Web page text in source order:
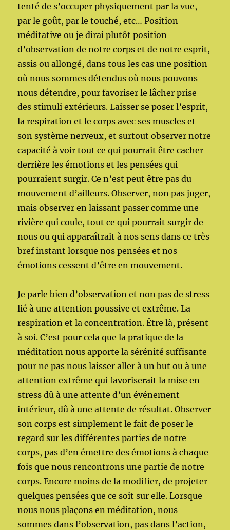
tenté de s’occuper physiquement par la vue,
par le goût, par le touché, etc… Position
méditative ou je dirai plutôt position
d’observation de notre corps et de notre esprit,
assis ou allongé, dans tous les cas une position
où nous sommes détendus où nous pouvons
nous détendre, pour favoriser le lâcher prise
des stimuli extérieurs. Laisser se poser l’esprit,
la respiration et le corps avec ses muscles et
son système nerveux, et surtout observer notre
capacité à voir tout ce qui pourrait être cacher
derrière les émotions et les pensées qui
pourraient surgir. Ce n’est peut être pas du
mouvement d’ailleurs. Observer, non pas juger,
mais observer en laissant passer comme une
rivière qui coule, tout ce qui pourrait surgir de
nous ou qui apparaîtrait à nos sens dans ce très
bref instant lorsque nos pensées et nos
émotions cessent d’être en mouvement.
Je parle bien d’observation et non pas de stress
lié à une attention poussive et extrême. La
respiration et la concentration. Être là, présent
à soi. C’est pour cela que la pratique de la
méditation nous apporte la sérénité suffisante
pour ne pas nous laisser aller à un but ou à une
attention extrême qui favoriserait la mise en
stress dû à une attente d’un événement
intérieur, dû à une attente de résultat. Observer
son corps est simplement le fait de poser le
regard sur les différentes parties de notre
corps, pas d’en émettre des émotions à chaque
fois que nous rencontrons une partie de notre
corps. Encore moins de la modifier, de projeter
quelques pensées que ce soit sur elle. Lorsque
nous nous plaçons en méditation, nous
sommes dans l’observation, pas dans l’action,